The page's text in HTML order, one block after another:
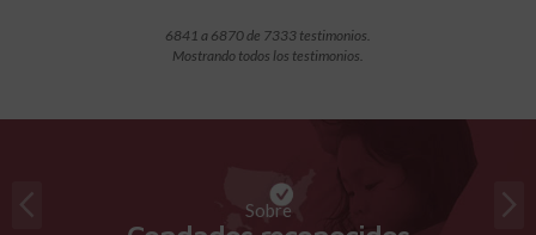
6841 a 6870 de 7333 testimonios.
Mostrando todos los testimonios.
Sobre